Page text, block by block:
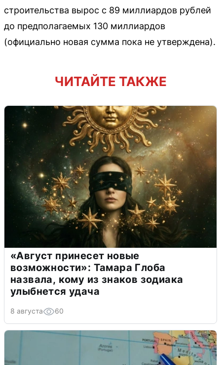
строительства вырос с 89 миллиардов рублей
до предполагаемых 130 миллиардов
(официально новая сумма пока не утверждена).
ЧИТАЙТЕ ТАКЖЕ
«Август принесет новые
возможности»: Тамара Глоба
назвала, кому из знаков зодиака
улыбнется удача
8 августа 60